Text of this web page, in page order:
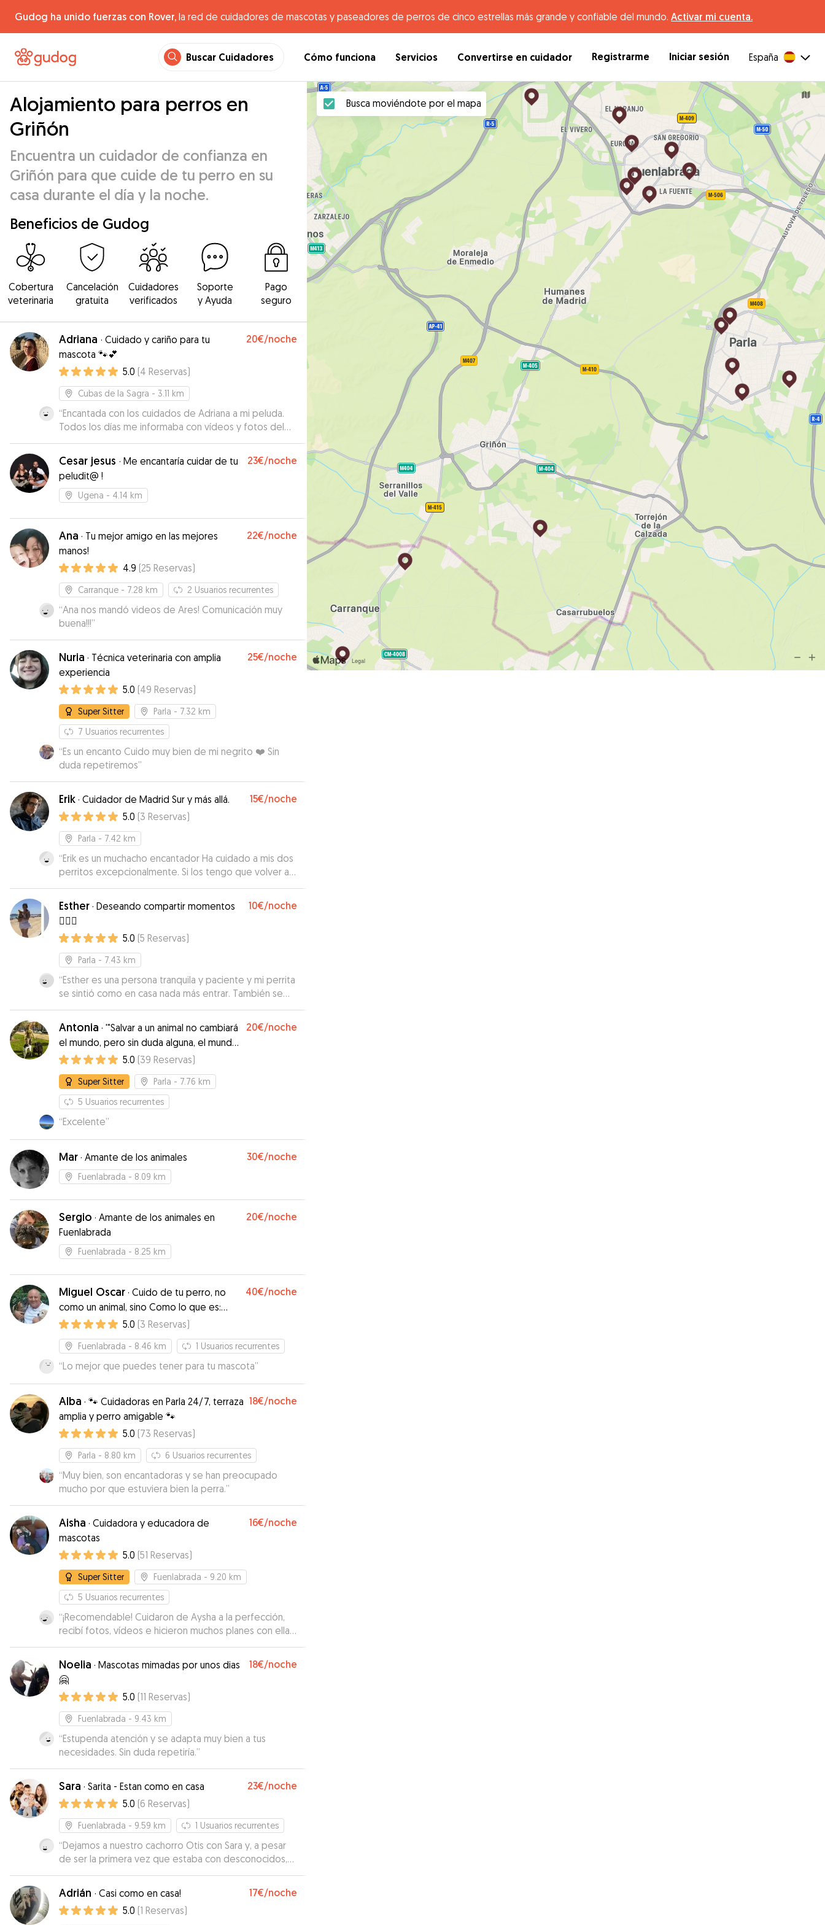
Gudog ha unido fuerzas con Rover, la red de cuidadores de mascotas y paseadores de perros de cinco estrellas más grande y confiable del mundo. Activar mi cuenta.
Buscar Cuidadores Cómo funciona Servicios Convertirse en cuidador Registrarme Iniciar sesión España
Alojamiento para perros en
Griñón
Encuentra un cuidador de confianza en
Griñón para que cuide de tu perro en su
casa durante el día y la noche.
Beneficios de Gudog
Cobertura
veterinaria
Cancelación
gratuita
Cuidadores
verificados
Soporte
y Ayuda
Pago
seguro
Adriana · Cuidado y cariño para tu
mascota 🐾💕
20€/noche
5.0 (4 Reservas)
Cubas de la Sagra - 3.11 km
“Encantada con los cuidados de Adriana a mi peluda.
Todos los días me informaba con vídeos y fotos del
cuidado de Irati, así he podido estar tranquila...hemos
ido a por ella y estaba cepillada y cuidada. Con
seguridad repetiremos. Gracias!”
Cesar jesus · Me encantaría cuidar de tu
peludit@ !
23€/noche
Ugena - 4.14 km
Ana · Tu mejor amigo en las mejores
manos!
22€/noche
4.9 (25 Reservas)
Carranque - 7.28 km 2 Usuarios recurrentes
“Ana nos mandó videos de Ares! Comunicación muy
buena!!!”
Nuria · Técnica veterinaria con amplia
experiencia
25€/noche
5.0 (49 Reservas)
Super Sitter Parla - 7.32 km
7 Usuarios recurrentes
“Es un encanto Cuido muy bien de mi negrito ❤️ Sin
duda repetiremos”
Erik · Cuidador de Madrid Sur y más allá. 15€/noche
5.0 (3 Reservas)
Parla - 7.42 km
“Erik es un muchacho encantador Ha cuidado a mis dos
perritos excepcionalmente. Si los tengo que volver a
dejar no dudaré en volvérselos a dejar. Los perritos
han estado como en casa Recomendable 100% Gracias
Erik”
Esther · Deseando compartir momentos
🐕‍🦺🐾
10€/noche
5.0 (5 Reservas)
Parla - 7.43 km
“Esther es una persona tranquila y paciente y mi perrita
se sintió como en casa nada más entrar. También se
comunicó bien comigo durante lá estancia,
manteniendo a mi informada sobre el bienestar de mi
mimada perrita.”
Antonia · '"Salvar a un animal no cambiará
el mundo, pero sin duda alguna, el mundo
cambiará para él."
20€/noche
5.0 (39 Reservas)
Super Sitter Parla - 7.76 km
5 Usuarios recurrentes
“Excelente”
Mar · Amante de los animales 30€/noche
Fuenlabrada - 8.09 km
Sergio · Amante de los animales en
Fuenlabrada
20€/noche
Fuenlabrada - 8.25 km
Miguel Oscar · Cuido de tu perro, no
como un animal, sino Como lo que es:
parte de tu familia
40€/noche
5.0 (3 Reservas)
Fuenlabrada - 8.46 km 1 Usuarios recurrentes
“Lo mejor que puedes tener para tu mascota”
Alba · 🐾 Cuidadoras en Parla 24/7, terraza
amplia y perro amigable 🐾
18€/noche
5.0 (73 Reservas)
Parla - 8.80 km 6 Usuarios recurrentes
“Muy bien, son encantadoras y se han preocupado
mucho por que estuviera bien la perra.”
Aisha · Cuidadora y educadora de
mascotas
16€/noche
5.0 (51 Reservas)
Super Sitter Fuenlabrada - 9.20 km
5 Usuarios recurrentes
“¡Recomendable! Cuidaron de Aysha a la perfección,
recibí fotos, vídeos e hicieron muchos planes con ella,
también estuvieron pendientes de mi gatita en
nuestro domicilio, repetiremos sin duda. Muchas
gracias por todo.”
Noelia · Mascotas mimadas por unos dias
🤗
18€/noche
5.0 (11 Reservas)
Fuenlabrada - 9.43 km
“Estupenda atención y se adapta muy bien a tus
necesidades. Sin duda repetiría.”
Sara · Sarita - Estan como en casa 23€/noche
5.0 (6 Reservas)
Fuenlabrada - 9.59 km 1 Usuarios recurrentes
“Dejamos a nuestro cachorro Otis con Sara y, a pesar
de ser la primera vez que estaba con desconocidos,
le recogimos super feliz y bien cuidado. Nos envió
fotos y eso nos tranquilizó y nos gustó bastante.
Además la atención a nosotros genial también.
Repetiremos seguro!”
Adrián · Casi como en casa! 17€/noche
5.0 (1 Reservas)
Busca moviéndote por el mapa